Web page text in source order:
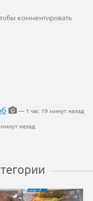
комментировать
— 1 час 19 минут назад
назад